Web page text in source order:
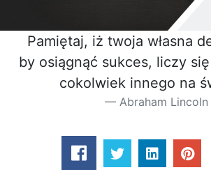
Pamiętaj, iż twoja własna
by osiągnąć sukces, liczy
cokolwiek innego na
Abraham Lincoln